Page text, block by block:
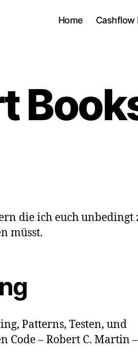
Home Cashflow
die ich euch unbedingt
müsst.
Patterns, Testen, und
Code – Robert C. Martin –